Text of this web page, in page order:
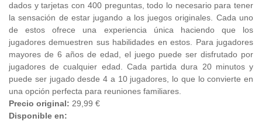
dados y tarjetas con 400 preguntas, todo lo necesario para tener
la sensación de estar jugando a los juegos originales. Cada uno
de estos ofrece una experiencia única haciendo que los
jugadores demuestren sus habilidades en estos. Para jugadores
mayores de 6 años de edad, el juego puede ser disfrutado por
jugadores de cualquier edad. Cada partida dura 20 minutos y
puede ser jugado desde 4 a 10 jugadores, lo que lo convierte en
una opción perfecta para reuniones familiares.
Precio original: 29,99 €
Disponible en: